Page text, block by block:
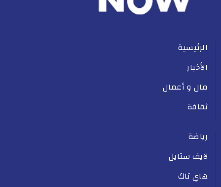
الرئيسية
الأخبار
مال و أعمال
ثقافة
رياضة
لايف ستايل
هاي تاك